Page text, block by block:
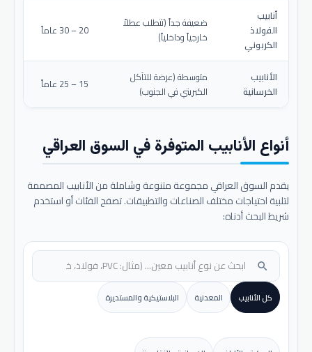
أنابيب
الفولاذ
الكربوني
ضعيفة جداً (تتطلب عطلاً
خارجياً وداخلياً)
20 – 30 عاماً
الأنابيب
الخرسانية
متوسطة (عرضة للتآكل
الكبريتي في الجنوب)
15 – 25 عاماً
أنواع الأنابيب المتوفرة في السوق العراقي
يقدم السوق العراقي مجموعة متنوعة وشاملة من الأنابيب المصممة
لتلبية احتياجات مختلف الصناعات والتطبيقات. تصفح الفئات أو استخدم
شريط البحث أدناه:
search
كل الأنابيب المعدنية البلاستيكية والمستديرة